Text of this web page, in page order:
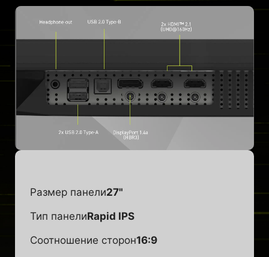
Размер панели27"
Тип панелиRapid IPS
Соотношение сторон16:9